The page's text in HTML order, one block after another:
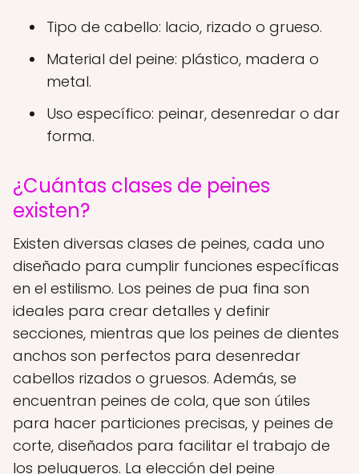
Tipo de cabello: lacio, rizado o grueso.
Material del peine: plástico, madera o
metal.
Uso específico: peinar, desenredar o dar
forma.
¿Cuántas clases de peines
existen?
Existen diversas clases de peines, cada uno
diseñado para cumplir funciones específicas
en el estilismo. Los peines de pua fina son
ideales para crear detalles y definir
secciones, mientras que los peines de dientes
anchos son perfectos para desenredar
cabellos rizados o gruesos. Además, se
encuentran peines de cola, que son útiles
para hacer particiones precisas, y peines de
corte, diseñados para facilitar el trabajo de
los peluqueros. La elección del peine